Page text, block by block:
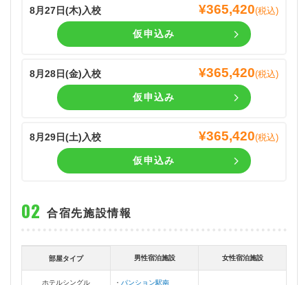
8月27日(木)入校 ¥365,420(税込)
仮申込み
8月28日(金)入校 ¥365,420(税込)
仮申込み
8月29日(土)入校 ¥365,420(税込)
仮申込み
合宿先施設情報
部屋タイプ 男性宿泊施設 女性宿泊施設
ホテルシングル パンション駅南